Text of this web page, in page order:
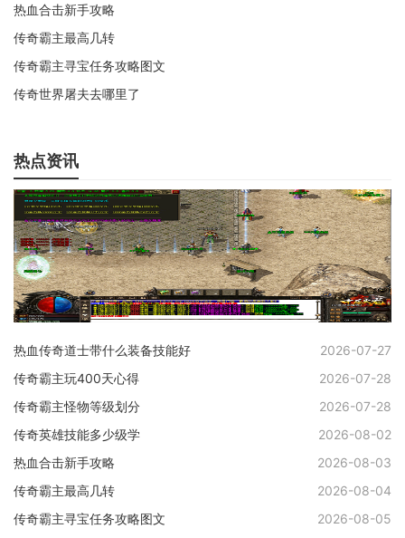
热血合击新手攻略
传奇霸主最高几转
传奇霸主寻宝任务攻略图文
传奇世界屠夫去哪里了
热点资讯
热血传奇道士带什么装备技能好
2026-07-27
传奇霸主玩400天心得
2026-07-28
传奇霸主怪物等级划分
2026-07-28
传奇英雄技能多少级学
2026-08-02
热血合击新手攻略
2026-08-03
传奇霸主最高几转
2026-08-04
传奇霸主寻宝任务攻略图文
2026-08-05